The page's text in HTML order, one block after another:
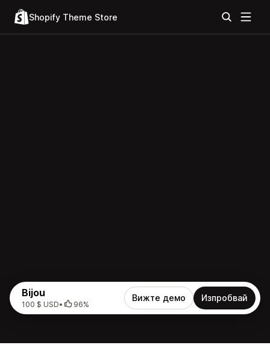
Shopify Theme Store
Bijou
100 $ USD• 96%
Вижте демо Изпробвай